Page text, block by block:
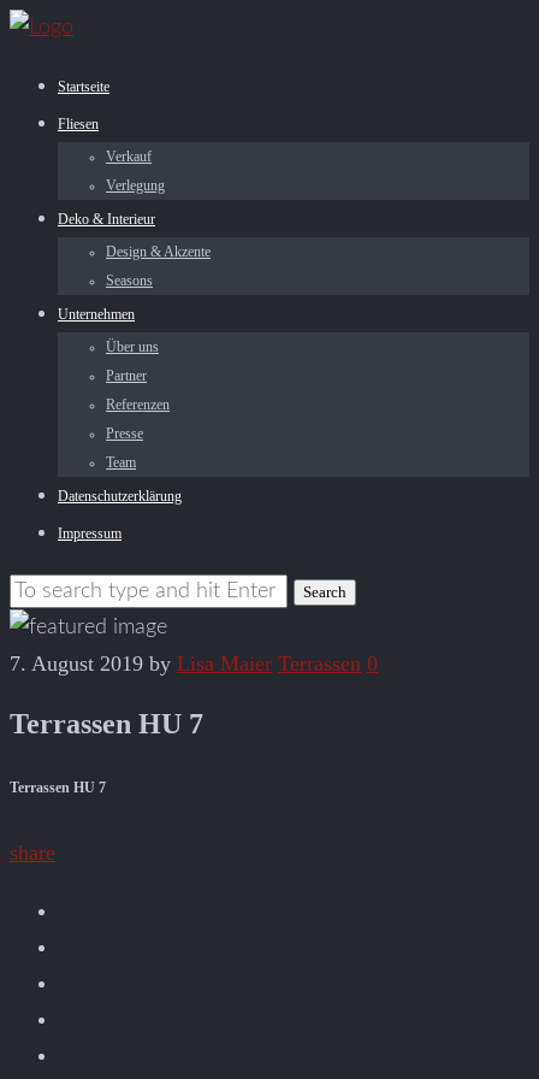
Startseite
Fliesen
Verkauf
Verlegung
Deko & Interieur
Design & Akzente
Seasons
Unternehmen
Über uns
Partner
Referenzen
Presse
Team
Datenschutzerklärung
Impressum
7. August 2019 by Lisa Maier Terrassen 0
Terrassen HU 7
Terrassen HU 7
share